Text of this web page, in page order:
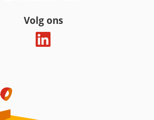
Volg ons